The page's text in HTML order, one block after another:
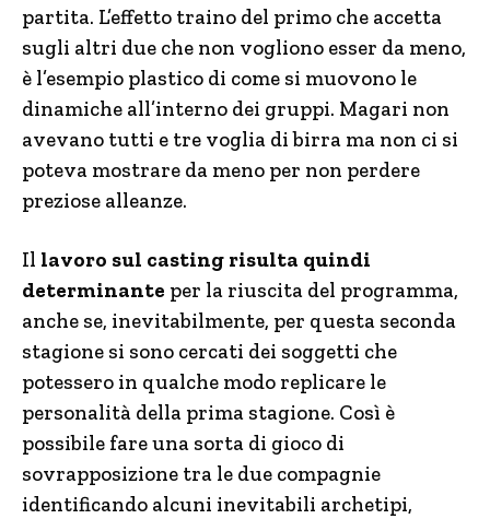
partita. L’effetto traino del primo che accetta
sugli altri due che non vogliono esser da meno,
è l’esempio plastico di come si muovono le
dinamiche all’interno dei gruppi. Magari non
avevano tutti e tre voglia di birra ma non ci si
poteva mostrare da meno per non perdere
preziose alleanze.
Il lavoro sul casting risulta quindi
determinante per la riuscita del programma,
anche se, inevitabilmente, per questa seconda
stagione si sono cercati dei soggetti che
potessero in qualche modo replicare le
personalità della prima stagione. Così è
possibile fare una sorta di gioco di
sovrapposizione tra le due compagnie
identificando alcuni inevitabili archetipi,